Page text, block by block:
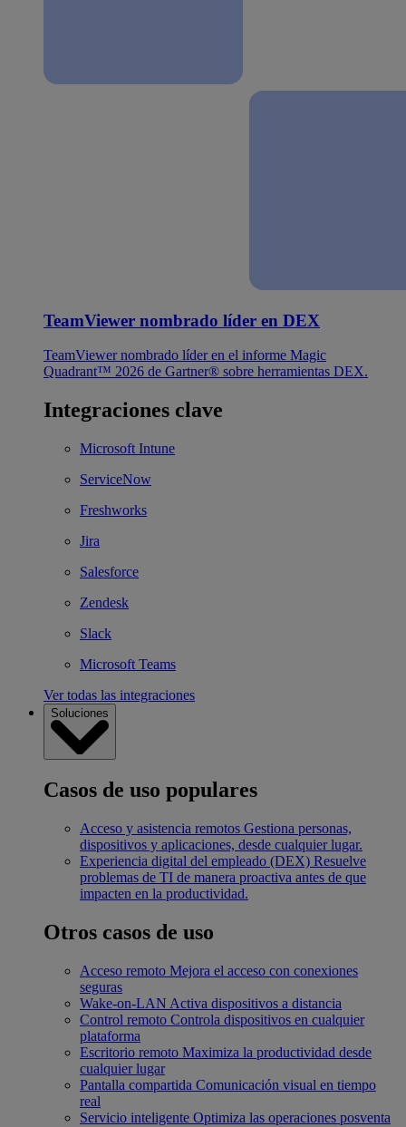
TeamViewer nombrado líder en DEX
TeamViewer nombrado líder en el informe Magic
Quadrant™ 2026 de Gartner® sobre herramientas DEX.
Integraciones clave
Microsoft Intune
ServiceNow
Freshworks
Jira
Salesforce
Zendesk
Slack
Microsoft Teams
Ver todas las integraciones
Soluciones
Casos de uso populares
Acceso y asistencia remotos Gestiona personas,
dispositivos y aplicaciones, desde cualquier lugar.
Experiencia digital del empleado (DEX) Resuelve
problemas de TI de manera proactiva antes de que
impacten en la productividad.
Otros casos de uso
Acceso remoto Mejora el acceso con conexiones
seguras
Wake-on-LAN Activa dispositivos a distancia
Control remoto Controla dispositivos en cualquier
plataforma
Escritorio remoto Maximiza la productividad desde
cualquier lugar
Pantalla compartida Comunicación visual en tiempo
real
Servicio inteligente Optimiza las operaciones posventa